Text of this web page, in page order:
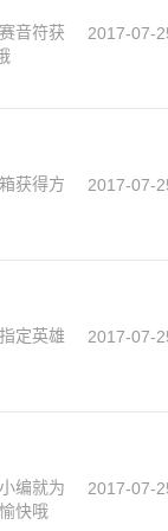
音符获
2017-07-
获得方
2017-07-
定英雄
2017-07-
编就为
快哦
2017-07-